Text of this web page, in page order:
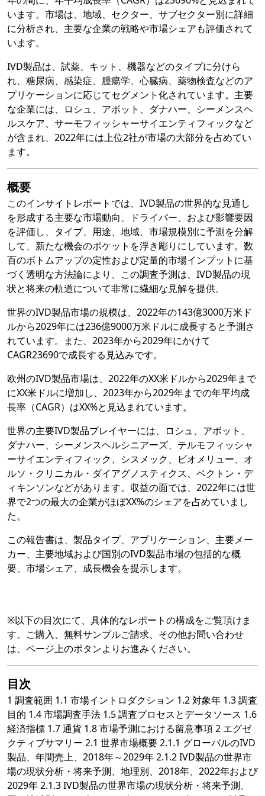
います。市場は、地域、セクター、サブセクター別に詳細
に分析され、主要な企業の戦略や市場シェアも評価されて
います。
IVD製品は、試薬、キット、機器などのタイプに分けら
れ、糖尿病、感染症、腫瘍学、心臓病、薬物検査などのア
プリケーションに応じてセグメント化されています。主要
な企業には、ロシュ、アボット、ダナハー、シーメンスヘ
ルスケア、サーモフィッシャーサイエンティフィックなど
が含まれ、2022年には上位2社が市場の大部分を占めてい
ます。
概要
このインサイトレポートでは、IVD製品の世界的な見通し
を形成する主要な市場動向、ドライバー、および影響要因
を評価し、タイプ、用途、地域、市場規模別に予測を分解
して、新たな機会のポケットを浮き彫りにしています。数
百のボトムアップの定性および定量的市場インプットに基
づく透明な方法論により、この調査予測は、IVD製品の現
状と将来の軌道について非常に繊細な見解を提供。
世界のIVD製品市場の規模は、2022年の143億3000万米ド
ルから2029年には236億9000万米ドルに成長すると予測さ
れています。また、2023年から2029年にかけて
CAGR23690で成長する見込みです。
欧州のIVD製品市場は、2022年のXX米ドルから2029年まで
にXX米ドルに増加し、2023年から2029年までの年平均成
長率（CAGR）はXX%と見込まれています。
世界の主要IVD製品プレイヤーには、ロシュ、アボット、
ダナハー、シーメンスヘルシニアーズ、テルモフィッシャ
ーサイエンティフィック、シスメック、ビオメリュー、オ
ルソ・クリニカル・ダイアグノスティクス、ベクトン・デ
ィキンソンなどがあります。収益の面では、2022年には世
界で2つの最大の企業がほぼXX%のシェアを占めていまし
た。
この報告書は、製品タイプ、アプリケーション、主要メー
カー、主要地域および国別のIVD製品市場の包括的な概
要、市場シェア、成長機会を提示します。
※以下の目次にて、具体的なレポートの構成をご覧頂けま
す。ご購入、無料サンプルご請求、その他お問い合わせ
は、ページ上のボタンよりお進みください。
目次
1 調査範囲 1.1 市場イントロダクション 1.2 対象年 1.3 調査
目的 1.4 市場調査手法 1.5 調査プロセスとデータソース 1.6
経済指標 1.7 通貨 1.8 市場予測における留意事項 2 エグゼ
クティブサマリー 2.1 世界市場概要 2.1.1 グローバルのIVD
製品、年間売上、2018年～2029年 2.1.2 IVD製品の世界市
場の現状分析・将来予測、地理別、2018年、2022年および
2029年 2.1.3 IVD製品の世界市場の現状分析・将来予測、